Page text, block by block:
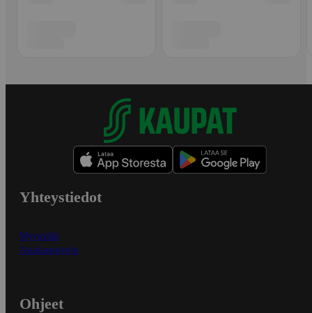
Yhteystiedot
Myymälät
Asiakaspalvelu
Ohjeet